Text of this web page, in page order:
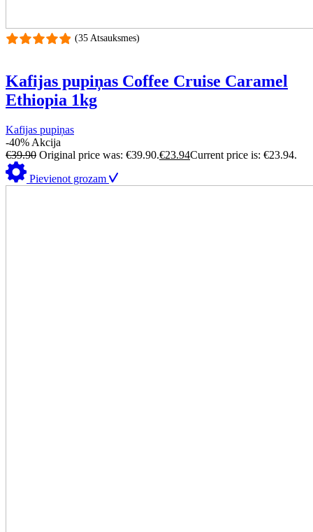
(35 Atsauksmes)
Kafijas pupiņas Coffee Cruise Caramel
Ethiopia 1kg
Kafijas pupiņas
-40% Akcija
€39.90 Original price was: €39.90.€23.94Current price is: €23.94.
Pievienot grozam